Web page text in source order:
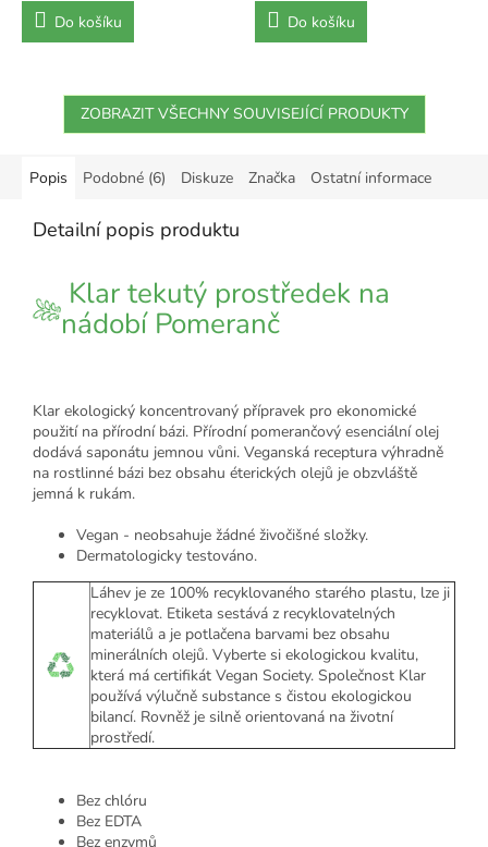
Do košíku Do košíku
ZOBRAZIT VŠECHNY SOUVISEJÍCÍ PRODUKTY
Popis Podobné (6) Diskuze Značka Ostatní informace
Detailní popis produktu
Klar tekutý prostředek na
nádobí Pomeranč
Klar ekologický koncentrovaný přípravek pro ekonomické
použitína přírodní bázi. Přírodní pomerančový esenciální olej
dodává saponátu jemnou vůni. Veganská receptura výhradně
na rostlinné bázi bez obsahu éterických olejů je obzvláště
jemná k rukám.
Vegan - neobsahuje žádné živočišné složky.
Dermatologicky testováno.
Láhev je ze 100% recyklovaného starého plastu, lze ji
recyklovat. Etiketa sestává z recyklovatelných
materiálů a je potlačena barvami bez obsahu
minerálních olejů. Vyberte si ekologickou kvalitu,
která má certifikát Vegan Society. Společnost Klar
používá výlučně substance s čistou ekologickou
bilancí. Rovněž je silně orientovaná na životní
prostředí.
Bez chlóru
Bez EDTA
Bez enzymů